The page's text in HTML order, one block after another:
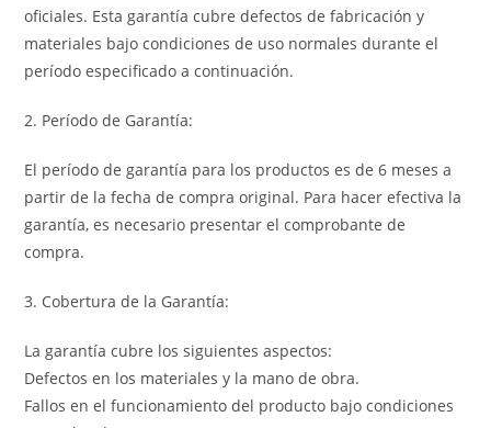
oficiales. Esta garantía cubre defectos de fabricación y
materiales bajo condiciones de uso normales durante el
período especificado a continuación.
2. Período de Garantía:
El período de garantía para los productos es de 6 meses a
partir de la fecha de compra original. Para hacer efectiva la
garantía, es necesario presentar el comprobante de
compra.
3. Cobertura de la Garantía:
La garantía cubre los siguientes aspectos:
Defectos en los materiales y la mano de obra.
Fallos en el funcionamiento del producto bajo condiciones